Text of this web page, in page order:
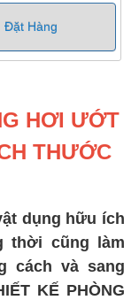
Đặt Hàng
THƯỚC
thời cũng làm
cách và sang
KẾ PHÒNG